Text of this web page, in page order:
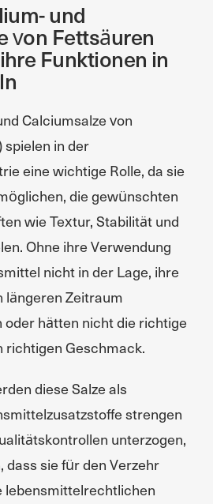
und
von Fettsäuren
Funktionen in
Calciumsalze von
spielen in der
eine wichtige Rolle, da sie
die gewünschten
wie Textur, Stabilität und
Ohne ihre Verwendung
nicht in der Lage, ihre
längeren Zeitraum
hätten nicht die richtige
richtigen Geschmack.
diese Salze als
strengen
unterzogen,
dass sie für den Verzehr
lebensmittelrechtlichen